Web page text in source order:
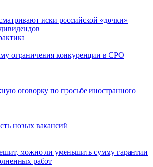
иски российской «дочки»
ограничения конкуренции в СРО
оговорку по просьбе иностранного
новых вакансий
можно ли уменьшить сумму гарантии
работ